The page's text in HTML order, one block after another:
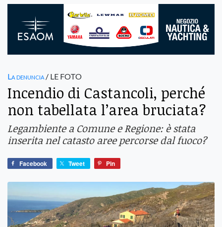
La denuncia / LE FOTO
Incendio di Castancoli, perché
non tabellata l’area bruciata?
Legambiente a Comune e Regione: è stata
inserita nel catasto aree percorse dal fuoco?
Facebook Tweet Pin